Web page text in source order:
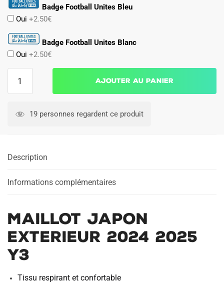
Badge Football Unites Bleu
Oui +2.50€
Badge Football Unites Blanc
Oui +2.50€
Japon
Y3
Ajouter au panier
19 personnes regardent ce produit
Description
Informations complémentaires
Maillot Japon
Exterieur 2024 2025
Y3
Tissu respirant et confortable